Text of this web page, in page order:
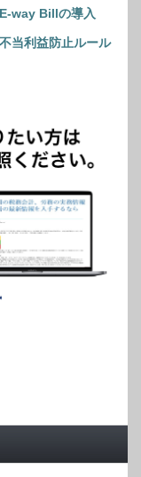
way Billの導入
当利益防止ルール